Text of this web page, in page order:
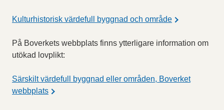
Kulturhistorisk värdefull byggnad och område
På Boverkets webbplats finns ytterligare information om
utökad lovplikt:
Särskilt värdefull byggnad eller områden, Boverket
webbplats